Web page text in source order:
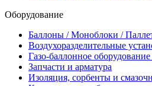
Оборудование
Баллоны / Моноблоки /
Воздухоразделительные
Газо-баллонное
Запчасти и арматура
Изоляция, сорбенты и